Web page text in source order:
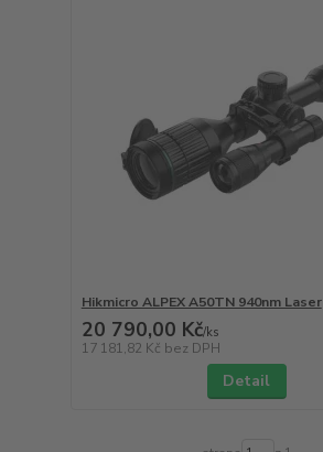
Hikmicro ALPEX A50TN 940nm Laser
20 790,00 Kč/ks
17 181,82 Kč bez DPH
Detail